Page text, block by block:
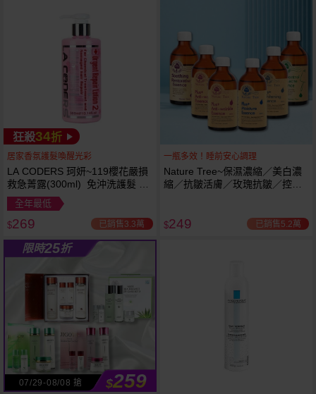
狂殺34折
居家香氛護髮喚醒光彩
LA CODERS 珂妍~119櫻花嚴損
救急菁露(300ml) 免沖洗護髮 蕾
舒法克
全年最低
$269 已銷售3.3萬
一瓶多效！睡前安心調理
Nature Tree~保濕濃縮／美白濃
縮／抗皺活膚／玫瑰抗皺／控油
$249 已銷售5.2萬
限時25折
07/29-08/08 搶 $259